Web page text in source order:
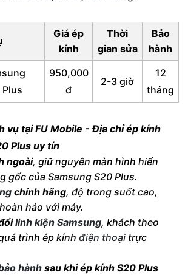
Giá ép
kính
Thời
gian sửa
Bảo
hành
Plus
950,000
đ
2-3 giờ
12
tháng
vụ tại FU Mobile - Địa chỉ ép kính
Plus uy tín
ngoài, giữ nguyên màn hình hiển
gốc của Samsung S20 Plus.
chính hãng, độ trong suốt cao,
hảo với máy.
linh kiện Samsung, khách theo
trình ép kính điện thoại trực
hành sau khi ép kính S20 Plus